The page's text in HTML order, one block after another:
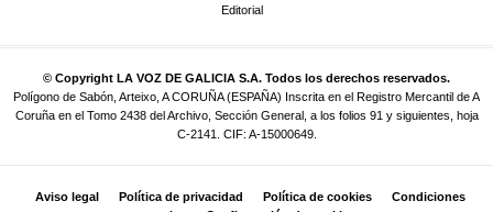
Editorial
© Copyright LA VOZ DE GALICIA S.A. Todos los derechos reservados.
Polígono de Sabón, Arteixo, A CORUÑA (ESPAÑA) Inscrita en el Registro Mercantil de A
Coruña en el Tomo 2438 del Archivo, Sección General, a los folios 91 y siguientes, hoja
C-2141. CIF: A-15000649.
Aviso legal Política de privacidad Política de cookies
Condiciones